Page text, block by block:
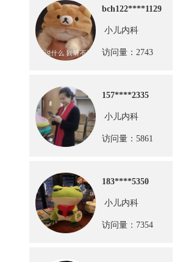
bch122****11292
小儿内科
访问量：2743
157****2335
小儿内科
访问量：5861
183****5350
小儿内科
访问量：7354